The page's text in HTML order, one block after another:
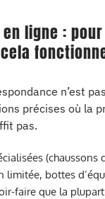
ligne :
n’est
précises où la
pas.
(chaussons
limitée, bottes
faire que la